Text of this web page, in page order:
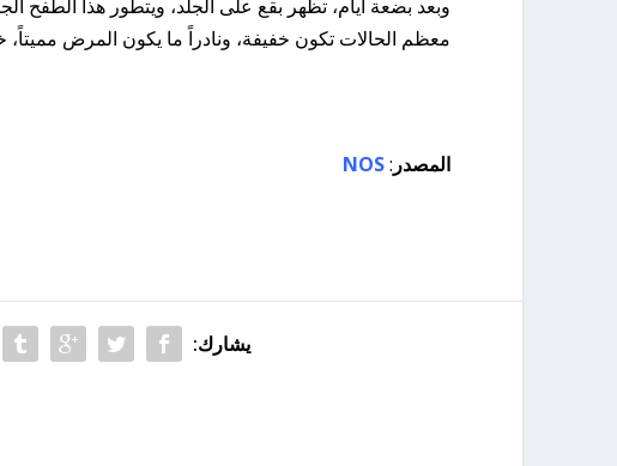
وبعد بضعة أيام، تظهر بقع على الجلد، ويتطور هذا الطفح
معظم الحالات تكون خفيفة، ونادراً ما يكون المرض مميتاً،
المصدر :
NOS
يشارك: